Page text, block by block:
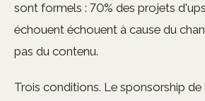
sont formels : 70% des projets
échouent échouent à cause du
pas du contenu.
Trois conditions. Le sponsorship